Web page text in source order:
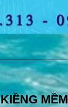
KIỀNG